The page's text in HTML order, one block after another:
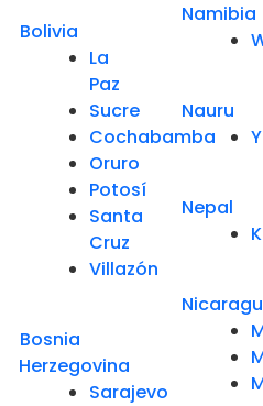
Bolivia
La
Paz
Sucre
Cochabamba
Oruro
Potosí
Santa
Cruz
Villazón
Bosnia
Herzegovina
Sarajevo
Namibia
Nauru
Nepal